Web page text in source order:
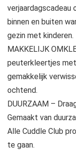
verjaardagscadeau
binnen en buiten
gezin met kinderen.
MAKKELIJK
peuterkleertjes
gemakkelijk
ochtend.
DUURZAAM –
Gemaakt van
Alle Cuddle Club
te gaan.